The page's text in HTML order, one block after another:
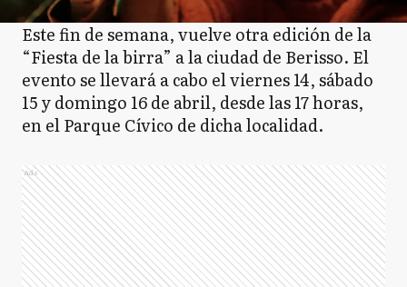
Este fin de semana, vuelve otra edición de la
“Fiesta de la birra” a la ciudad de Berisso. El
evento se llevará a cabo el viernes 14, sábado
15 y domingo 16 de abril, desde las 17 horas,
en el Parque Cívico de dicha localidad.
Ads